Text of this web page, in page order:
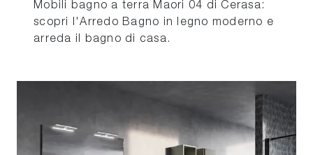
Mobili bagno a terra Maori 04 di Cerasa:
scopri l'Arredo Bagno in legno moderno e
arreda il bagno di casa.